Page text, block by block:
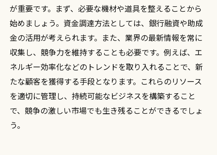
が重要です。まず、必要な機材や道具を整えることから
始めましょう。資金調達方法としては、銀行融資や助成
金の活用が考えられます。また、業界の最新情報を常に
収集し、競争力を維持することも必要です。例えば、エ
ネルギー効率化などのトレンドを取り入れることで、新
たな顧客を獲得する手段となります。これらのリソース
を適切に管理し、持続可能なビジネスを構築すること
で、競争の激しい市場でも生き残ることができるでしょ
う。